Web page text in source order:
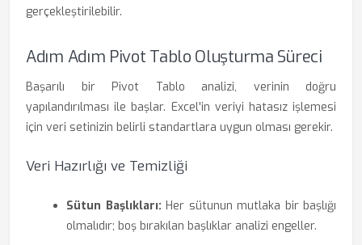
gerçekleştirilebilir.
Adım Adım Pivot Tablo Oluşturma Süreci
Başarılı bir Pivot Tablo analizi, verinin doğru
yapılandırılması ile başlar. Excel'in veriyi hatasız işlemesi
için veri setinizin belirli standartlara uygun olması gerekir.
Veri Hazırlığı ve Temizliği
Sütun Başlıkları: Her sütunun mutlaka bir başlığı
olmalıdır; boş bırakılan başlıklar analizi engeller.